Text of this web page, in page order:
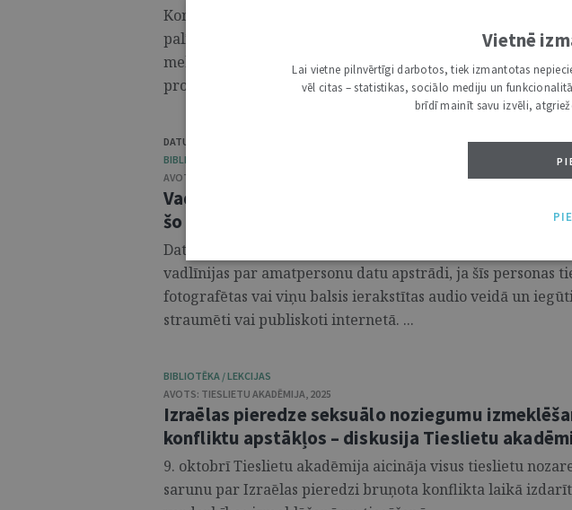
Konkurences padome (KP) ir sagatavojusi informatīvo
palīdzētu tirgus dalībniekiem labāk izprast iespējamos
mehānismus ar KP konkurences tiesību potenciālo
procesā. ...
DATU VALSTS INSPEKCIJA
BIBLIOTĒKA / PRAKSES MATERIĀLI
AVOTS:
Vadlīnijas "Amatpersonu datu apstrāde
šo materiālu publicēšana"
Datu valsts inspekcija sadarbībā ar Tiesībsarga biroju ir
vadlīnijas par amatpersonu datu apstrādi, ja šīs personas
fotografētas vai viņu balsis ierakstītas audio veidā un
straumēti vai publiskoti internetā. ...
BIBLIOTĒKA / LEKCIJAS
AVOTS: TIESLIETU AKADĒMIJA, 2025
Izraēlas pieredze seksuālo noziegumu
konfliktu apstākļos – diskusija Tieslietu
9. oktobrī Tieslietu akadēmija aicināja visus tieslietu
sarunu par Izraēlas pieredzi bruņota konflikta laikā
Vietnē
Lai vietne pilnvērtīgi darbotos, tiek izmantotas
vēl citas – statistikas, sociālo mediju un
brīdī mainīt savu izvēli,